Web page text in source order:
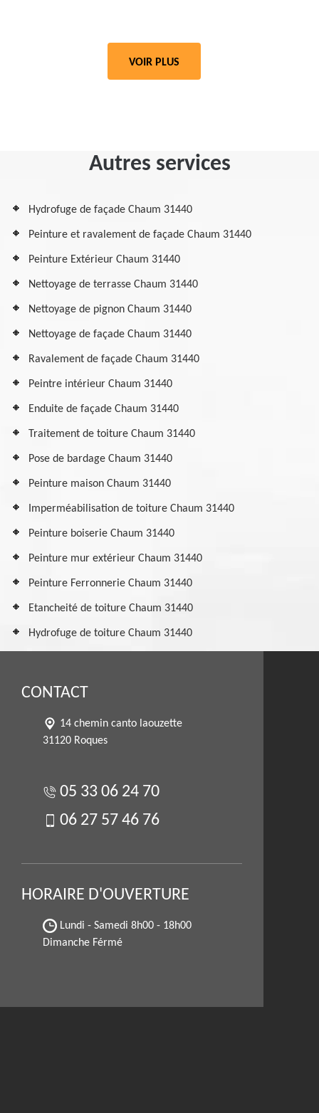
VOIR PLUS
Autres services
Hydrofuge de façade Chaum 31440
Peinture et ravalement de façade Chaum 31440
Peinture Extérieur Chaum 31440
Nettoyage de terrasse Chaum 31440
Nettoyage de pignon Chaum 31440
Nettoyage de façade Chaum 31440
Ravalement de façade Chaum 31440
Peintre intérieur Chaum 31440
Enduite de façade Chaum 31440
Traitement de toiture Chaum 31440
Pose de bardage Chaum 31440
Peinture maison Chaum 31440
Imperméabilisation de toiture Chaum 31440
Peinture boiserie Chaum 31440
Peinture mur extérieur Chaum 31440
Peinture Ferronnerie Chaum 31440
Etancheité de toiture Chaum 31440
Hydrofuge de toiture Chaum 31440
CONTACT
14 chemin canto laouzette
31120 Roques
05 33 06 24 70
06 27 57 46 76
HORAIRE D'OUVERTURE
Lundi - Samedi 8h00 - 18h00
Dimanche Férmé